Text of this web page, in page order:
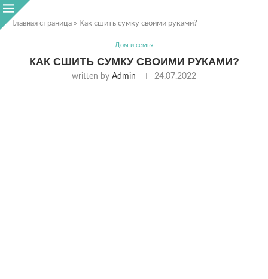
Главная страница » Как сшить сумку своими руками?
Дом и семья
КАК СШИТЬ СУМКУ СВОИМИ РУКАМИ?
written by Admin 24.07.2022